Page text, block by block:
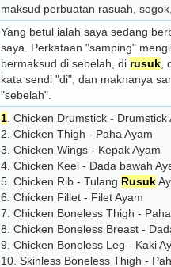
maksud perbuatan rasuah,
Yang betul ialah saya sedang
saya. Perkataan "samping"
bermaksud di sebelah, di rusuk
kata sendi "di", dan maknanya
"sebelah".
1 . Chicken Drumstick - Drumstick
2. Chicken Thigh - Paha Ayam
3. Chicken Wings - Kepak Ayam
4. Chicken Keel - Dada bawah
5. Chicken Rib - Tulang Rusuk
6. Chicken Fillet - Filet Ayam
7. Chicken Boneless Thigh -
8. Chicken Boneless Breast -
9. Chicken Boneless Leg - Kaki
10. Skinless Boneless Thigh -